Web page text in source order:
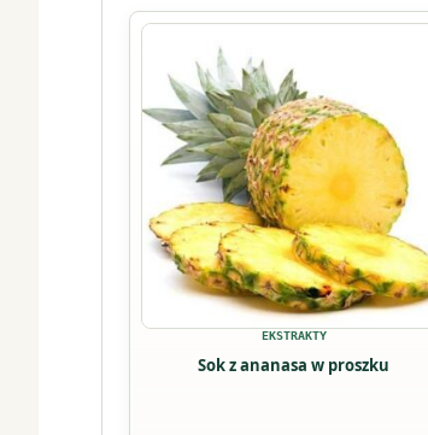
EKSTRAKTY
Sok z ananasa w proszku